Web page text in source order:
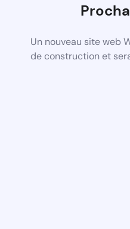
Un nouveau site web
de construction et